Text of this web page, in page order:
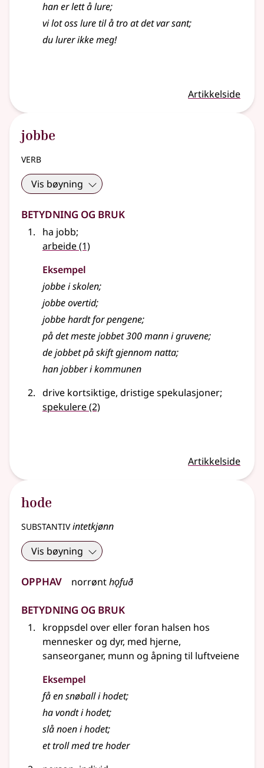
han er lett ålure;
vi lot oss lure til å tro at det var sant;
dulurerikke meg!
Artikkelside
jobbe
verb
Vis bøyning
Betydning og bruk
ha jobb;
arbeide(1)
Eksempel
jobbei skolen;
jobbeovertid;
jobbehardt for pengene;
på det meste jobbet 300 mann i gruvene;
de jobbet på skift gjennom natta;
han jobber i kommunen
drive kortsiktige, dristige spekulasjoner;
spekulere(2)
Artikkelside
hode
substantivintetkjønn
Vis bøyning
Opphav norrønthǫfuð
Betydning og bruk
kroppsdel over eller foran halsen hos
mennesker og dyr, med hjerne,
sanseorganer, munn og åpning til luftveiene
Eksempel
få en snøball ihodet;
ha vondt ihodet;
slå noen ihodet;
et troll med trehoder